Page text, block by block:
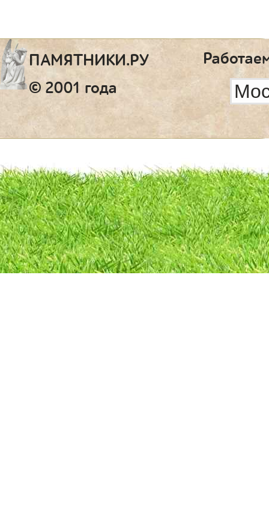
ПАМЯТНИКИ.РУ
© 2001 года